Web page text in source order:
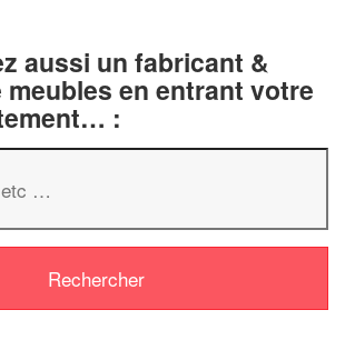
aussi un fabricant &
meubles en entrant votre
: